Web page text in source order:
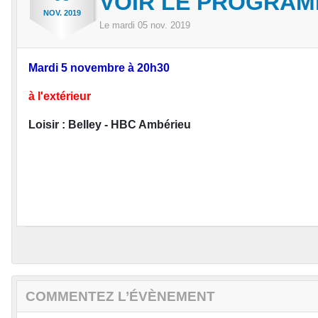
NOV. 2019
Le mardi 05 nov. 2019
Mardi 5 novembre à 20h30
à l'extérieur
Loisir : Belley - HBC Ambérieu
COMMENTEZ L’ÉVÈNEMENT